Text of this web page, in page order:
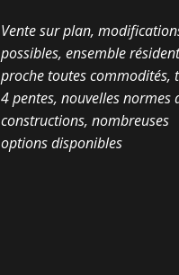
Vente sur plan,
possibles, ensemble
proche toutes commodités,
4 pentes, nouvelles normes
constructions, nombreuses
options disponibles